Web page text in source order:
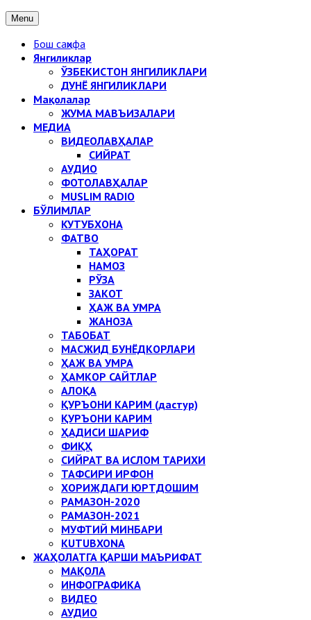
Menu
Бош саҳифа
Янгиликлар
ЎЗБЕКИСТОН ЯНГИЛИКЛАРИ
ДУНЁ ЯНГИЛИКЛАРИ
Мақолалар
ЖУМА МАВЪИЗАЛАРИ
МЕДИА
ВИДЕОЛАВҲАЛАР
СИЙРАТ
АУДИО
ФОТОЛАВҲАЛАР
MUSLIM RADIO
БЎЛИМЛАР
КУТУБХОНА
ФАТВО
ТАҲОРАТ
НАМОЗ
РЎЗА
ЗАКОТ
ҲАЖ ВА УМРА
ЖАНОЗА
ТАБОБАТ
МАСЖИД БУНЁДКОРЛАРИ
ҲАЖ ВА УМРА
ҲАМКОР САЙТЛАР
АЛОҚА
ҚУРЪОНИ КАРИМ (дастур)
ҚУРЪОНИ КАРИМ
ҲАДИСИ ШАРИФ
ФИҚҲ
СИЙРАТ ВА ИСЛОМ ТАРИХИ
ТАФСИРИ ИРФОН
ХОРИЖДАГИ ЮРТДОШИМ
РАМАЗОН-2020
РАМАЗОН-2021
МУФТИЙ МИНБАРИ
KUTUBXONA
ЖАҲОЛАТГА ҚАРШИ МАЪРИФАТ
МАҚОЛА
ИНФОГРАФИКА
ВИДЕО
АУДИО